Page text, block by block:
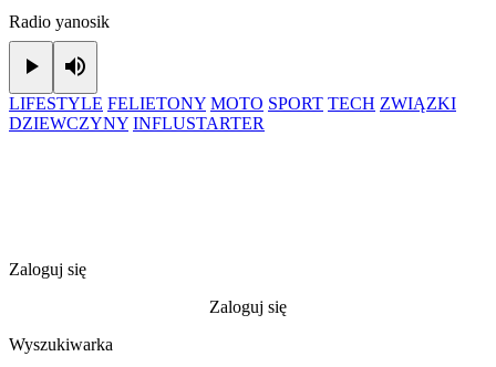
Radio yanosik
Play
LIFESTYLE FELIETONY MOTO SPORT TECH ZWIĄZKI
DZIEWCZYNY INFLUSTARTER
Zaloguj się
Zaloguj się
Wyszukiwarka